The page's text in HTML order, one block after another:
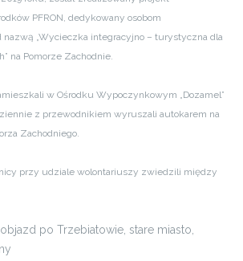
PFRON, dedykowany osobom
nazwą „Wycieczka integracyjno – turystyczna dla
na Pomorze Zachodnie.
w Ośrodku Wypoczynkowym „Dozamel”
z przewodnikiem wyruszali autokarem na
Zachodniego.
przy udziale wolontariuszy zwiedzili między
po Trzebiatowie, stare miasto,